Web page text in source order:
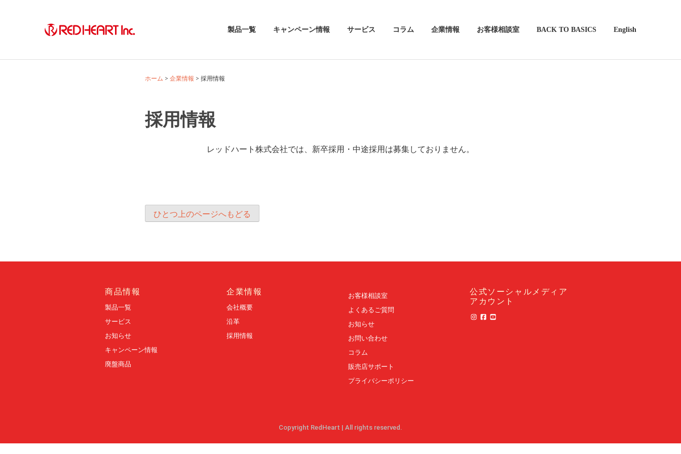
製品一覧 キャンペーン情報 サービス コラム 企業情報 お客様相談室 BACK TO BASICS English
ホーム 企業情報 採用情報
採用情報
レッドハート株式会社では、新卒採用・中途採用は募集しておりません。
ひとつ上のページへもどる
商品情報
製品一覧
サービス
お知らせ
キャンペーン情報
廃盤商品
企業情報
会社概要
沿革
採用情報
お客様相談室
よくあるご質問
お知らせ
お問い合わせ
コラム
販売店サポート
プライバシーポリシー
公式ソーシャルメディア
アカウント
Copyright RedHeart | All rights reserved.